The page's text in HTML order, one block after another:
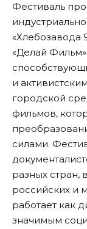
Фестиваль
«Хлебозавода
«Делай
и
городской
фильмов,
силами.
разных стран,
российских и
работает как
значимым